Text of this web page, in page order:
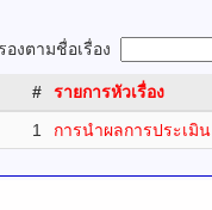
องตามชื่อเรื่อง
#
รายการหัวเรื่อง
1
การนำผลการประเมิ